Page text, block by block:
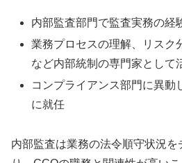
内部監査部門で監査実務の経
業務プロセスの理解、リスク
など内部統制の専門家として
コンプライアンス部門に異動
に就任
内部監査は業務の法令順守状況